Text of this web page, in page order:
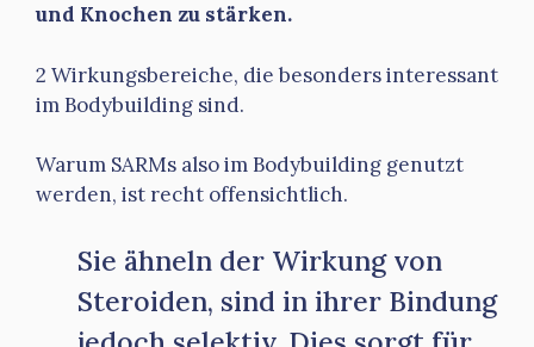
und Knochen zu stärken.
2 Wirkungsbereiche, die besonders interessant
im Bodybuilding sind.
Warum SARMs also im Bodybuilding genutzt
werden, ist recht offensichtlich.
Sie ähneln der Wirkung von
Steroiden, sind in ihrer Bindung